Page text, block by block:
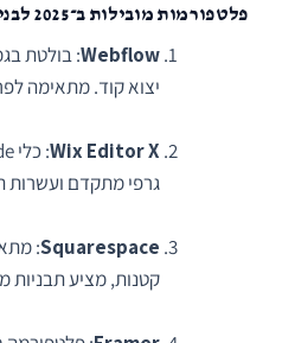
פלטפורמות מובילות ב־2025 לבניית אתרים בלי קוד
Webflow: בולטת
יצוא קוד. מתאימה
Wix Editor X
גרפי מתקדם ועשרות
Squarespace
:
קטנות, מציע תבניות